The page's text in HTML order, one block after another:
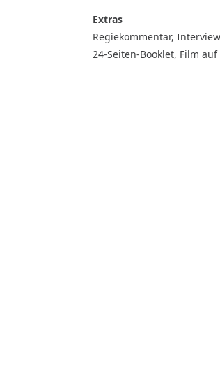
Extras
Regiekommentar,
24-Seiten-Booklet, Film auf